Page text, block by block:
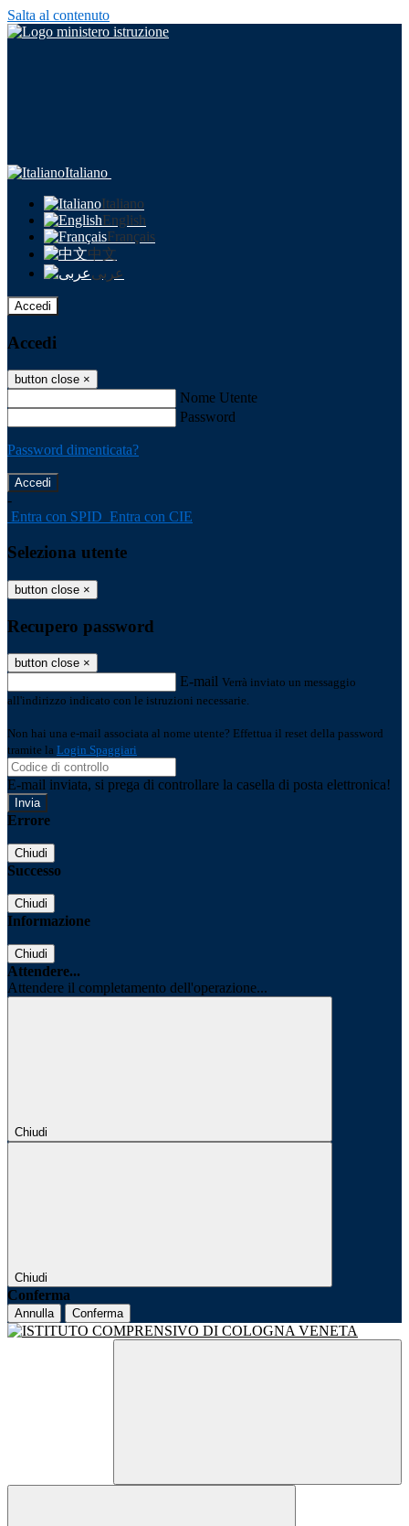
Salta al contenuto
Italiano
Italiano
English
Français
中文
عربى
Accedi
Accedi
button close ×
Nome Utente
Password
Password dimenticata?
-
Entra con SPID Entra con CIE
Seleziona utente
button close ×
Recupero password
button close ×
E-mail Verrà inviato un messaggio
all'indirizzo indicato con le istruzioni necessarie.
Non hai una e-mail associata al nome utente? Effettua il reset della password
tramite la Login Spaggiari
E-mail inviata, si prega di controllare la casella di posta elettronica!
Errore
Chiudi
Successo
Chiudi
Informazione
Chiudi
Attendere...
Attendere il completamento dell'operazione...
Chiudi
Chiudi
Conferma
Annulla Conferma